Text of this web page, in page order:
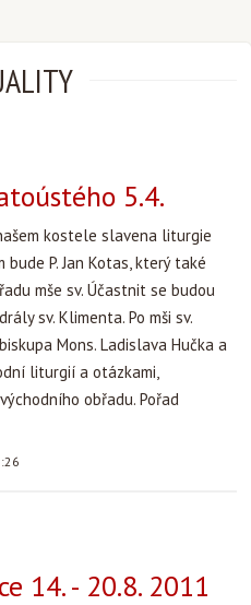
5.4.
kostele slavena liturgie
P. Jan Kotas, který také
mše sv. Účastnit se budou
sv. Klimenta. Po mši sv.
Mons. Ladislava Hučka a
liturgií a otázkami,
obřadu. Pořad
14. - 20.8. 2011